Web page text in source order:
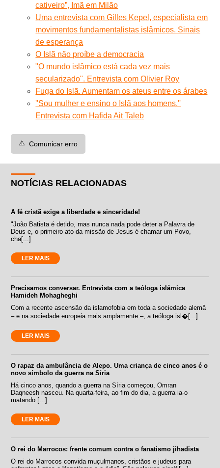
cativeiro”, Imã em Milão
Uma entrevista com Gilles Kepel, especialista em
movimentos fundamentalistas islâmicos. Sinais
de esperança
O Islã não proíbe a democracia
"O mundo islâmico está cada vez mais
secularizado". Entrevista com Olivier Roy
Fuga do Islã. Aumentam os ateus entre os árabes
''Sou mulher e ensino o Islã aos homens.''
Entrevista com Hafida Ait Taleb
⚠️ Comunicar erro
NOTÍCIAS RELACIONADAS
A fé cristã exige a liberdade e sinceridade!
"João Batista é detido, mas nunca nada pode deter a Palavra de
Deus e, o primeiro ato da missão de Jesus é chamar um Povo,
cha[...]
LER MAIS
Precisamos conversar. Entrevista com a teóloga islâmica
Hamideh Mohagheghi
Com a recente ascensão da islamofobia em toda a sociedade alemã
– e na sociedade europeia mais amplamente –, a teóloga isl�[...]
LER MAIS
O rapaz da ambulância de Alepo. Uma criança de cinco anos é o
novo símbolo da guerra na Síria
Há cinco anos, quando a guerra na Síria começou, Omran
Daqneesh nasceu. Na quarta-feira, ao fim do dia, a guerra ia-o
matando [...]
LER MAIS
O rei do Marrocos: frente comum contra o fanatismo jihadista
O rei do Marrocos convida muçulmanos, cristãos e judeus para